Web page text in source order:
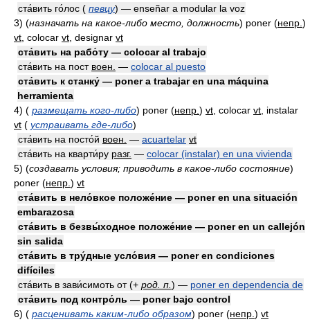
ста́вить го́лос ( певцу) — enseñar a modular la voz
3) (назначать на какое-либо место, должность) poner (непр. )
vt , colocar vt , designar vt
ста́вить на рабо́ту — colocar al trabajo
ста́вить на пост воен. — colocar al puesto
ста́вить к станку́ — poner a trabajar en una máquina
herramienta
4) ( размещать кого-либо) poner (непр. ) vt , colocar vt , instalar
vt ( устраивать где-либо)
ста́вить на посто́й воен. — acuartelar vt
ста́вить на кварти́ру разг. — colocar (instalar) en una vivienda
5) (создавать условия; приводить в какое-либо состояние)
poner (непр. ) vt
ста́вить в нело́вкое положе́ние — poner en una situación
embarazosa
ста́вить в безвы́ходное положе́ние — poner en un callejón
sin salida
ста́вить в тру́дные усло́вия — poner en condiciones
difíciles
ста́вить в зави́симоть от(+ род. п. ) — poner en dependencia de
ста́вить под контро́ль — poner bajo control
6) ( расценивать каким-либо образом) poner (непр. ) vt